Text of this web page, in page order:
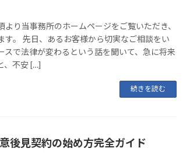
り当事務所のホームページをご覧いただき、
す。 先日、あるお客様から切実なご相談をい
スで法律が変わるという話を聞いて、急に将来
、不安 […]
続きを読む
後見契約の始め方完全ガイド